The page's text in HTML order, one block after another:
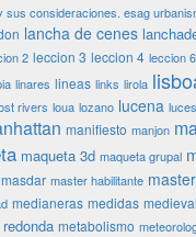
sus consideraciones. esag
lancha de cenes
2 leccion 3 leccion 4 leccion 6
linares lineas links lirola
rivers loua lozano lucena luces
manifiesto manjon
maqueta 3d maqueta grupal
masdar master habilitante
medianeras medidas
metabolismo